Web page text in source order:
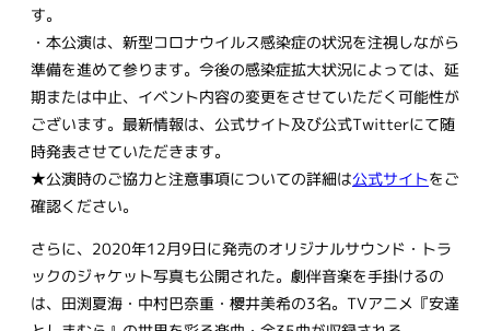
す。
・本公演は、新型コロナウイルス感染症の状況を注視しながら
準備を進めて参ります。今後の感染症拡大状況によっては、延
期または中止、イベント内容の変更をさせていただく可能性が
ございます。最新情報は、公式サイト及び公式Twitterにて随
時発表させていただきます。
★公演時のご協力と注意事項についての詳細は公式サイトをご
確認ください。
さらに、2020年12月9日に発売のオリジナルサウンド・トラ
ックのジャケット写真も公開された。劇伴音楽を手掛けるの
は、田渕夏海・中村巴奈重・櫻井美希の3名。TVアニメ『安達